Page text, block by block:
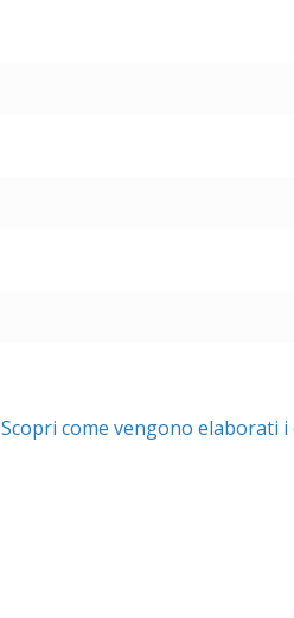
Scopri come vengono elaborati